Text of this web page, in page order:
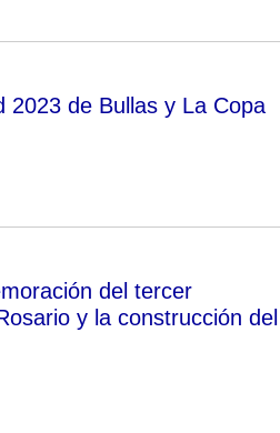
2023 de Bullas y La Copa
del tercer
y la construcción del